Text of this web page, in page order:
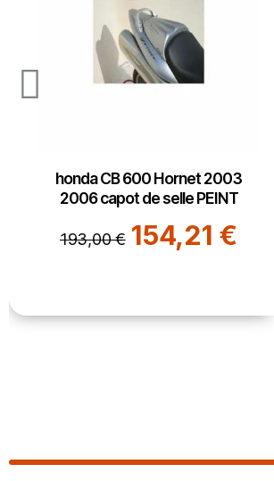
honda CB 600 Hornet 2003
2006 garde boue AR PEINT
291,00 € 232,51 €